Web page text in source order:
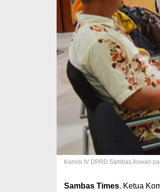
Komisi IV DPRD Sambas Anwari
Sambas Times. Ketua